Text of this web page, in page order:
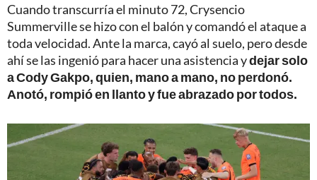
Cuando transcurría el minuto 72, Crysencio
Summerville se hizo con el balón y comandó el ataque a
toda velocidad. Ante la marca, cayó al suelo, pero desde
ahí se las ingenió para hacer una asistencia ydejar solo
a Cody Gakpo, quien, mano a mano, no perdonó.
Anotó, rompió en llanto y fue abrazado por todos.